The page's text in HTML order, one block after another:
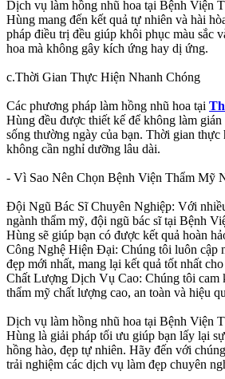
Dịch vụ làm hồng nhũ hoa tại Bệnh Viện
Hùng mang đến kết quả tự nhiên và hài
pháp điều trị đều giúp khôi phục màu sắc
hoa mà không gây kích ứng hay dị ứng.
c.Thời Gian Thực Hiện Nhanh Chóng
Các phương pháp làm hồng nhũ hoa tại
Hùng đều được thiết kế để không làm
sống thường ngày của bạn. Thời gian thực
không cần nghỉ dưỡng lâu dài.
- Vì Sao Nên Chọn Bệnh Viện Thẩm Mỹ
Đội Ngũ Bác Sĩ Chuyên Nghiệp: Với
ngành thẩm mỹ, đội ngũ bác sĩ tại Bệnh
Hùng sẽ giúp bạn có được kết quả hoàn
Công Nghệ Hiện Đại: Chúng tôi luôn cập
đẹp mới nhất, mang lại kết quả tốt nhất
Chất Lượng Dịch Vụ Cao: Chúng tôi cam
thẩm mỹ chất lượng cao, an toàn và hiệu
Dịch vụ làm hồng nhũ hoa tại Bệnh Viện
Hùng là giải pháp tối ưu giúp bạn lấy lại
hồng hào, đẹp tự nhiên. Hãy đến với
trải nghiệm các dịch vụ làm đẹp chuyên